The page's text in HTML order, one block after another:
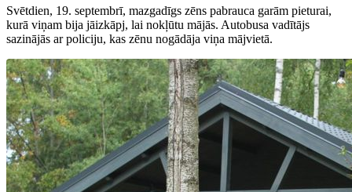
Svētdien, 19. septembrī, mazgadīgs zēns pabrauca garām pieturai,
kurā viņam bija jāizkāpj, lai nokļūtu mājās. Autobusa vadītājs
sazinājās ar policiju, kas zēnu nogādāja viņa mājvietā.